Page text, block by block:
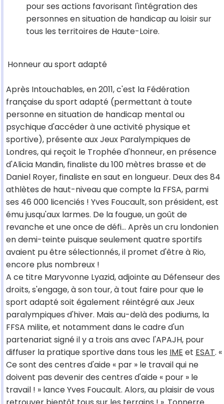
pour ses actions favorisant l'intégration des
personnes en situation de handicap au loisir sur
tous les territoires de Haute-Loire.
Honneur au sport adapté
Après Intouchables, en 2011, c'est la Fédération
française du sport adapté (permettant à toute
personne en situation de handicap mental ou
psychique d'accéder à une activité physique et
sportive), présente aux Jeux Paralympiques de
Londres, qui reçoit le Trophée d'honneur, en présence
d'Alicia Mandin, finaliste du 100 mètres brasse et de
Daniel Royer, finaliste en saut en longueur. Deux des 84
athlètes de haut-niveau que compte la FFSA, parmi
ses 46 000 licenciés ! Yves Foucault, son président, est
ému jusqu'aux larmes. De la fougue, un goût de
revanche et une once de défi... Après un cru londonien
en demi-teinte puisque seulement quatre sportifs
avaient pu être sélectionnés, il promet d'être à Rio,
encore plus nombreux !
A ce titre Maryvonne Lyazid, adjointe au Défenseur des
droits, s'engage, à son tour, à tout faire pour que le
sport adapté soit également réintégré aux Jeux
paralympiques d'hiver. Mais au-delà des podiums, la
FFSA milite, et notamment dans le cadre d'un
partenariat signé il y a trois ans avec l'APAJH, pour
diffuser la pratique sportive dans tous les IME et ESAT. «
Ce sont des centres d'aide « par » le travail qui ne
doivent pas devenir des centres d'aide « pour » le
travail ! » lance Yves Foucault. Alors, au plaisir de vous